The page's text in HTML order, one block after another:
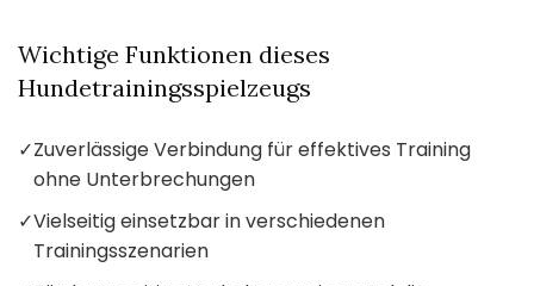
Wichtige Funktionen dieses
Hundetrainingsspielzeugs
✓Zuverlässige Verbindung für effektives Training
ohne Unterbrechungen
✓Vielseitig einsetzbar in verschiedenen
Trainingsszenarien